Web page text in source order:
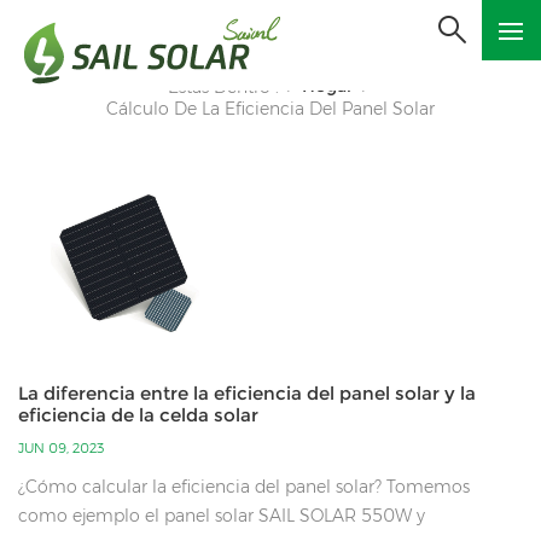
Estás Dentro : Hogar
Cálculo De La Eficiencia Del Panel Solar
La diferencia entre la eficiencia del panel solar y la
eficiencia de la celda solar
JUN 09, 2023
¿Cómo calcular la eficiencia del panel solar? Tomemos
como ejemplo el panel solar SAIL SOLAR 550W y